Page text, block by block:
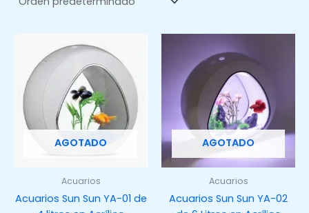
AGOTADO
Acuarios
Acuarios Sun Sun YA-01 de
AGOTADO
Acuarios
Acuarios Sun Sun YA-02